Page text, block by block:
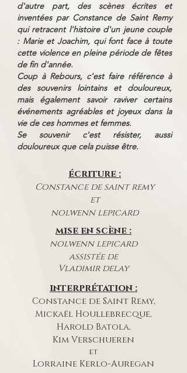
d'autre part, des scènes écrites et
inventées par Constance de Saint Remy
qui retracent l'histoire d'un jeune couple
: Marie et Joachim, qui font face à toute
cette violence en pleine période de fêtes
de fin d'année.
Coup à Rebours, c'est faire référence à
des souvenirs lointains et douloureux,
mais également savoir raviver certains
événements agréables et joyeux dans la
vie de ces hommes et femmes.
Se souvenir c'est résister, aussi
douloureux que cela puisse être.
écriture :
Constance de saint remy
et
nolwenn lepicard
mise en scène :
nolwenn lepicard
assistée de
Vladimirdelay
interprétation :
Constance de Saint Remy,
Mickaël Houllebrecque,
Harold Batola,
Kim Verschueren
et
Lorraine Kerlo-Auregan